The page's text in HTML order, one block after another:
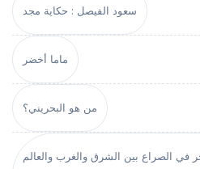
سعود الفيصل : حكاية مجد
ماما أخضر
من هو البحريني؟
في الصراع بين الشرق والغرب والعالم